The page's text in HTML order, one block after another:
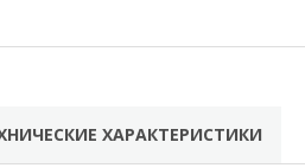
ХАРАКТЕРИСТИКИ